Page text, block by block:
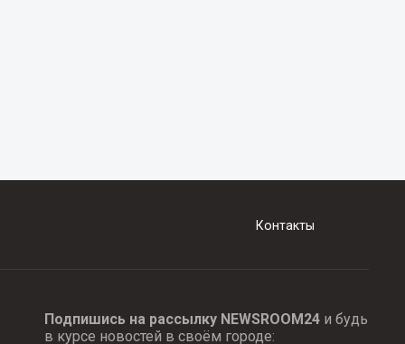
Контакты
Подпишись на рассылку NEWSROOM24и будь
в курсе новостей в своём городе: